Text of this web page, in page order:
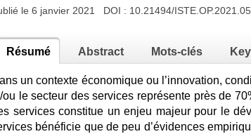
le 6 janvier 2021 DOI : 10.21494/
Résumé Abstract Mots-clés
un contexte économique ou l’innovation,
ou le secteur des services représente près de
services constitue un enjeu majeur pour le
bénéficie que de peu d’évidences